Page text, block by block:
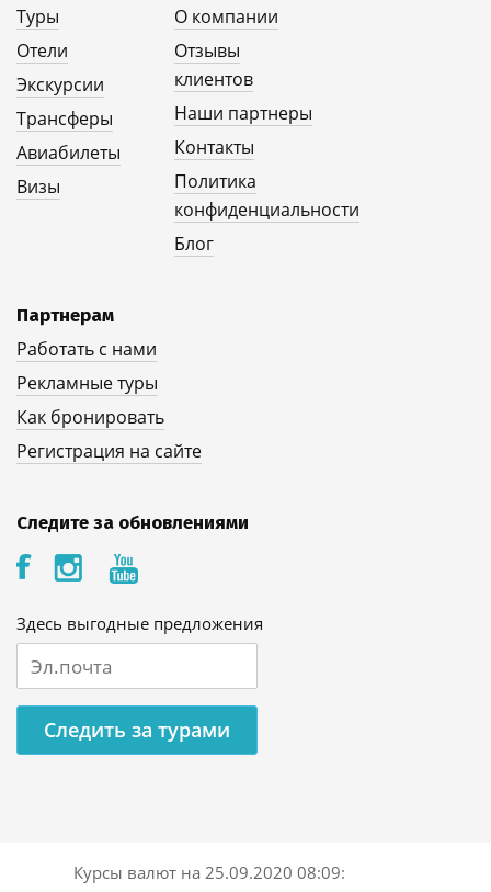
Туры
Отели
Экскурсии
Трансферы
Авиабилеты
Визы
О компании
Отзывы
клиентов
Наши партнеры
Контакты
Политика
конфиденциальности
Блог
Партнерам
Работать с нами
Рекламные туры
Как бронировать
Регистрация на сайте
Следите за обновлениями
Здесь выгодные предложения
Следить за турами
Курсы валют на 25.09.2020 08:09: